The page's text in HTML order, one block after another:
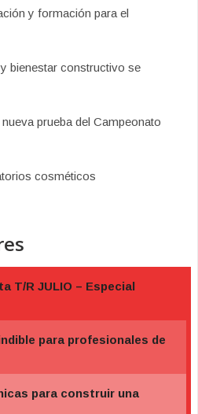
y formación para el
bienestar constructivo se
prueba del Campeonato
cosméticos